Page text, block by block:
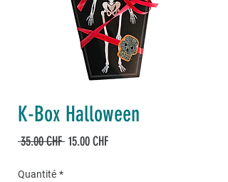
K-Box Halloween
35.00 CHF Prix
15.00 CHFPrix
Quantité *